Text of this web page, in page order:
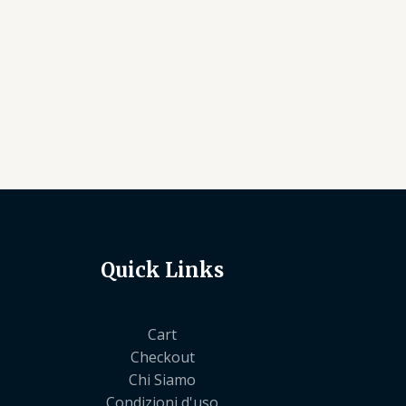
Quick Links
Cart
Checkout
Chi Siamo